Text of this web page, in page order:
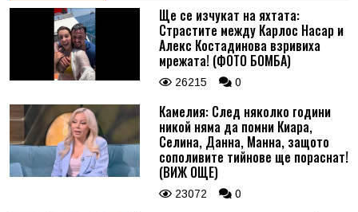
Ще се изчукат на яхтата:
Страстите между Карлос Насар и
Алекс Костадинова взривиха
мрежата! (ФОТО БОМБА)
26215 0
Камелия: След няколко години
никой няма да помни Киара,
Селина, Данна, Манна, защото
сополивите тийнове ще пораснат!
(ВИЖ ОЩЕ)
23072 0